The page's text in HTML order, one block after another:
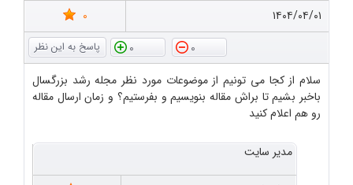
۱۴۰۴/۰۴/۰۱
0
0
0
سلام از کجا می تونیم از موضوعات مورد نظر مجله رشد بزرگسال
باخبر بشیم تا براش مقاله بنویسیم و بفرستیم؟ و زمان ارسال مقاله
رو هم اعلام کنید
مدیر سایت